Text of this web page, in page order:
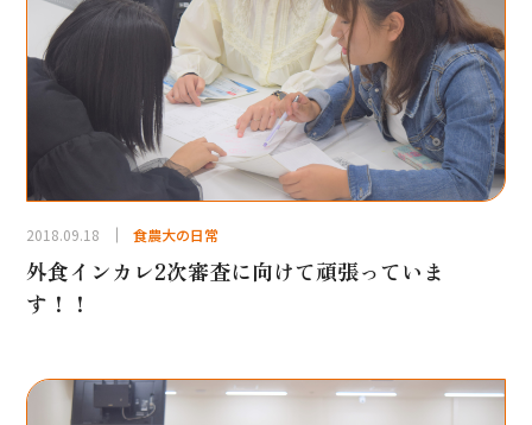
2018.09.18 食農大の日常
外食インカレ2次審査に向けて頑張っていま
す！！